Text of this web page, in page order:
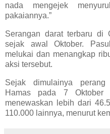
nada mengejek
pakaiannya.”
Serangan darat terbaru di
sejak awal Oktober.
melukai dan menangkap
aksi tersebut.
Sejak dimulainya
Hamas pada 7 Oktober
menewaskan lebih dari
110.000 lainnya, menurut